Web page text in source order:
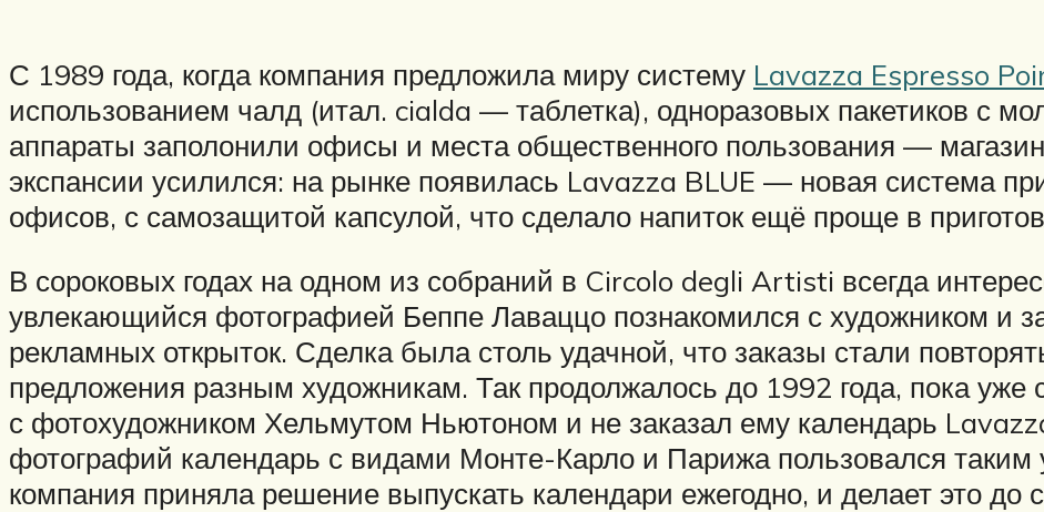
С 1989 года, когда компания предложила миру систему Lavazza Espresso
использованием чалд (итал. cialda — таблетка), одноразовых пакетиков с
аппараты заполонили офисы и места общественного пользования —
экспансии усилился: на рынке появилась Lavazza BLUE — новая система
офисов, с самозащитой капсулой, что сделало напиток ещё проще в
В сороковых годах на одном из собраний в Circolo degli Artisti всегда
увлекающийся фотографией Беппе Лаваццо познакомился с художником и
рекламных открыток. Сделка была столь удачной, что заказы стали
предложения разным художникам. Так продолжалось до 1992 года, пока
с фотохудожником Хельмутом Ньютоном и не заказал ему календарь
фотографий календарь с видами Монте-Карло и Парижа пользовался
компания приняла решение выпускать календари ежегодно, и делает это до